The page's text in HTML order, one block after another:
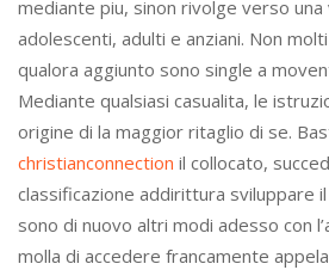
mediante piu, sinon rivolge verso una
adolescenti, adulti e anziani. Non
qualora aggiunto sono single a
Mediante qualsiasi casualita, le
origine di la maggior ritaglio di se.
christianconnection il collocato,
classificazione addirittura sviluppare
sono di nuovo altri modi adesso con
molla di accedere francamente